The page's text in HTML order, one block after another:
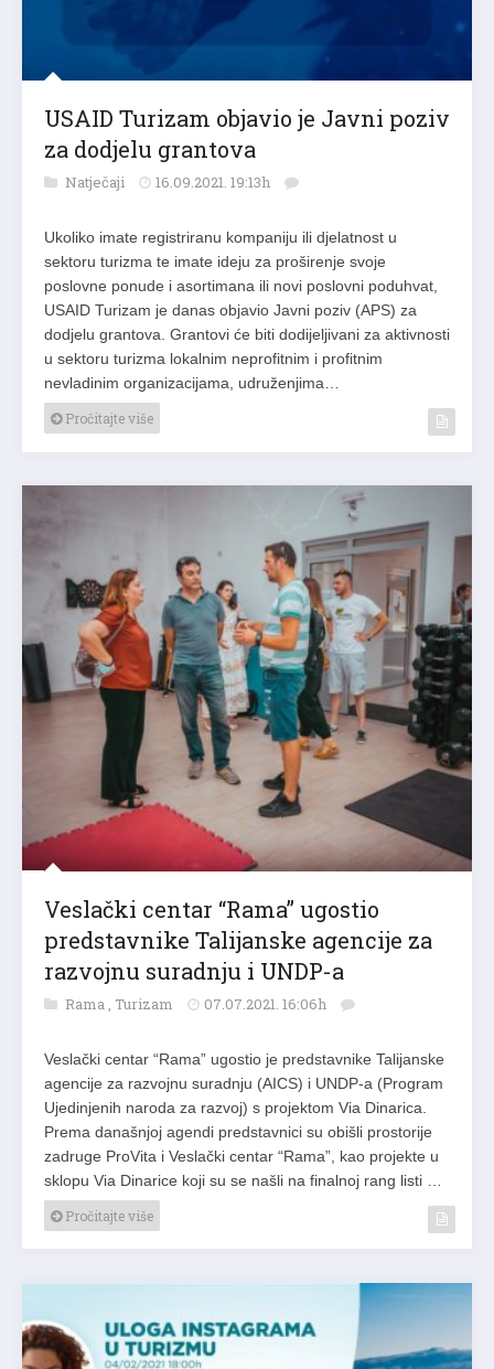
USAID Turizam objavio je Javni poziv
za dodjelu grantova
Natječaji 16.09.2021. 19:13h
Ukoliko imate registriranu kompaniju ili djelatnost u
sektoru turizma te imate ideju za proširenje svoje
poslovne ponude i asortimana ili novi poslovni poduhvat,
USAID Turizam je danas objavio Javni poziv (APS) za
dodjelu grantova. Grantovi će biti dodijeljivani za aktivnosti
u sektoru turizma lokalnim neprofitnim i profitnim
nevladinim organizacijama, udruženjima…
Pročitajte više
Veslački centar “Rama” ugostio
predstavnike Talijanske agencije za
razvojnu suradnju i UNDP-a
Rama Turizam 07.07.2021. 16:06h
Veslački centar “Rama” ugostio je predstavnike Talijanske
agencije za razvojnu suradnju (AICS) i UNDP-a (Program
Ujedinjenih naroda za razvoj) s projektom Via Dinarica.
Prema današnjoj agendi predstavnici su obišli prostorije
zadruge ProVita i Veslački centar “Rama”, kao projekte u
sklopu Via Dinarice koji su se našli na finalnoj rang listi …
Pročitajte više